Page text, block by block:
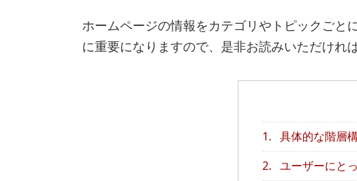
ホームページの情報をカテゴリやトピックごと
に重要になりますので、是非お読みいただけれ
1. 具体的な階層
2. ユーザーにと